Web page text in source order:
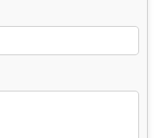
처리에 관한 기록.(전자상